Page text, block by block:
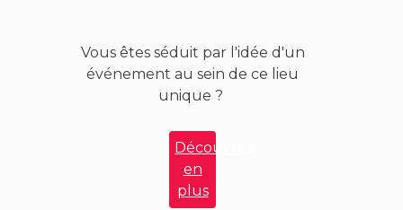
Vous êtes séduit par l'idée d'un
événement au sein de ce lieu
unique ?
Découvrez
en
plus